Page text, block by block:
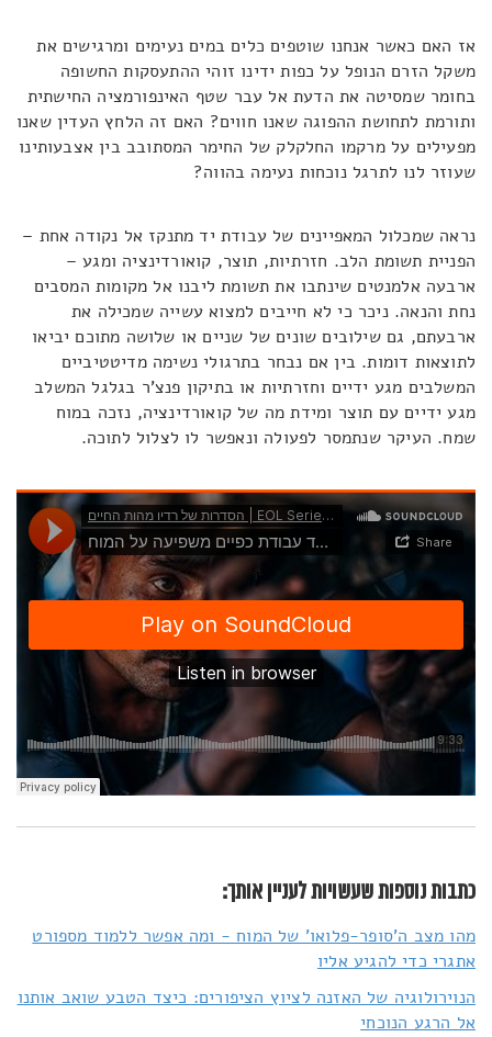
אז האם כאשר אנחנו שוטפים כלים במים נעימים ומרגישים את
משקל הזרם הנופל על כפות ידינו זוהי ההתעסקות החשופה
בחומר שמסיטה את הדעת אל עבר שטף האינפורמציה החישתית
ותורמת לתחושת ההפוגה שאנו חווים? האם זה הלחץ העדין שאנו
מפעילים על מרקמו החלקלק של החימר המסתובב בין אצבעותינו
שעוזר לנו לתרגל נוכחות נעימה בהווה?
נראה שמכלול המאפיינים של עבודת יד מתנקז אל נקודה אחת –
הפניית תשומת הלב. חזרתיות, תוצר, קואורדינציה ומגע –
ארבעה אלמנטים שינתבו את תשומת ליבנו אל מקומות המסבים
נחת והנאה. ניכר כי לא חייבים למצוא עשייה שמכילה את
ארבעתם, גם שילובים שונים של שניים או שלושה מתוכם יביאו
לתוצאות דומות. בין אם נבחר בתרגולי נשימה מדיטטיביים
המשלבים מגע ידיים וחזרתיות או בתיקון פנצ'ר בגלגל המשלב
מגע ידיים עם תוצר ומידת מה של קואורדינציה, נזכה במוח
שמח. העיקר שנתמסר לפעולה ונאפשר לו לצלול לתוכה.
כתבות נוספות שעשויות לעניין אותך:
מהו מצב ה'סופר-פלואו' של המוח - ומה אפשר ללמוד מספורט
אתגרי כדי להגיע אליו
הנוירולוגיה של האזנה לציוץ הציפורים: כיצד הטבע שואב אותנו
אל הרגע הנוכחי